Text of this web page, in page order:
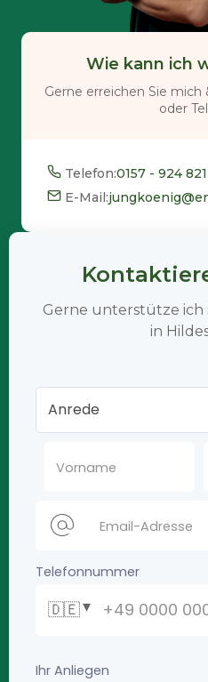
Wie kann ich
Gerne erreichen Sie mich
oder
Telefon:0157 - 924
E-Mail:
Gerne unterstütze ich
in